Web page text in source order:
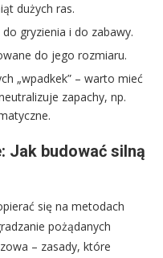
dużych ras.
gryzienia i do zabawy.
do jego rozmiaru.
„wpadkek” – warto mieć
zapachy, np.
Jak budować silną
się na metodach
pożądanych
– zasady, które